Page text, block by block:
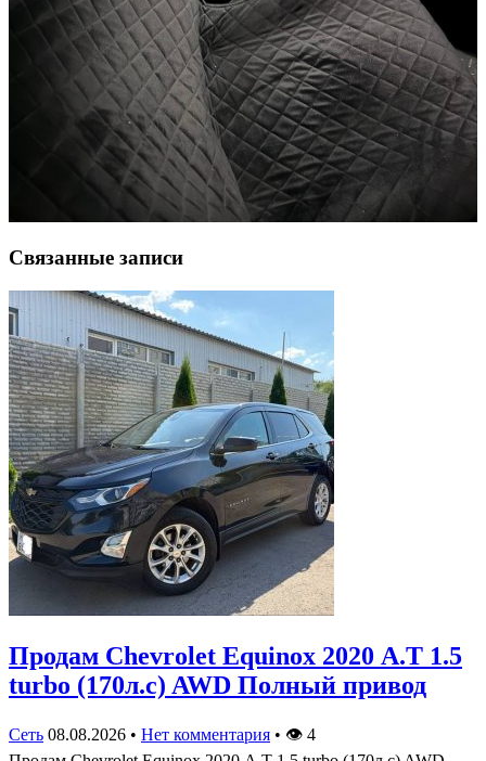
Связанные записи
Продам Chevrolet Equinox 2020 А.Т 1.5
turbo (170л.с) AWD Полный привод
Сеть 08.08.2026 • Нет комментария • 👁 4